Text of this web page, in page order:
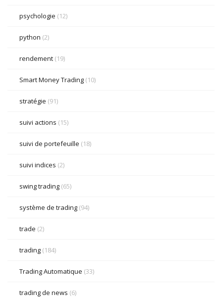
psychologie (12)
python (2)
rendement (19)
Smart Money Trading (10)
stratégie (91)
suivi actions (15)
suivi de portefeuille (18)
suivi indices (2)
swing trading (65)
système de trading (94)
trade (2)
trading (184)
Trading Automatique (33)
trading de news (6)